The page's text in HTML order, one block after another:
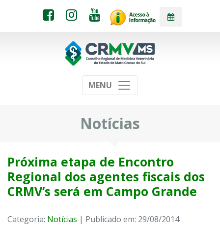
MENU
Notícias
Próxima etapa de Encontro
Regional dos agentes fiscais dos
CRMV’s será em Campo Grande
Categoria: Notícias | Publicado em: 29/08/2014